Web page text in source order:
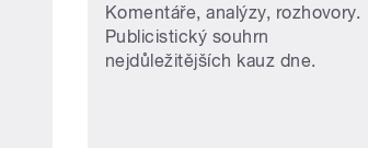
Komentáře, analýzy, rozhovory.
Publicistický souhrn
nejdůležitějších kauz dne.